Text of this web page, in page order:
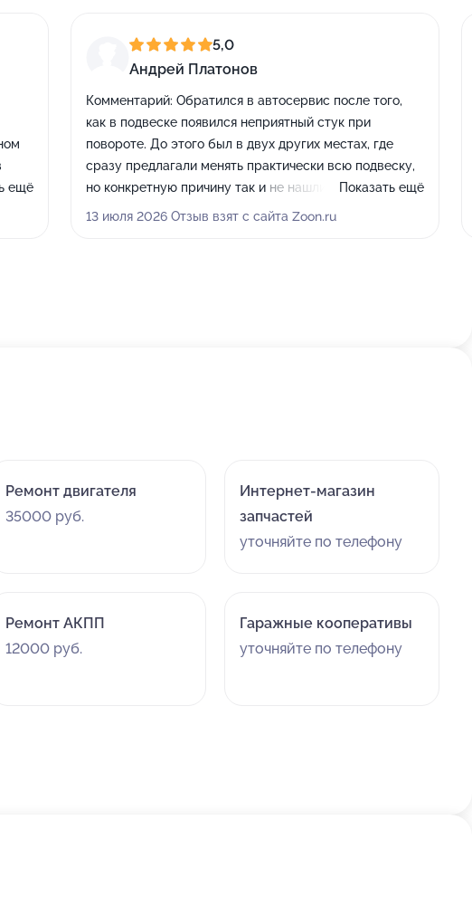
ещё
5,0
Андрей Платонов
Комментарий: Обратился в автосервис после того,
как в подвеске появился неприятный стук при
повороте. До этого был в двух других местах, где
сразу предлагали менять практически всю подвеску,
но конкретную причину так и не нашли. Здесь начали
с полноценной диагностики, показали, в чем именно
Показать ещё
13 июля 2026 Отзыв взят с сайта Zoon.ru
Ремонт двигателя
35000 руб.
Интернет-магазин
запчастей
уточняйте по телефону
Ремонт АКПП
12000 руб.
Гаражные кооперативы
уточняйте по телефону